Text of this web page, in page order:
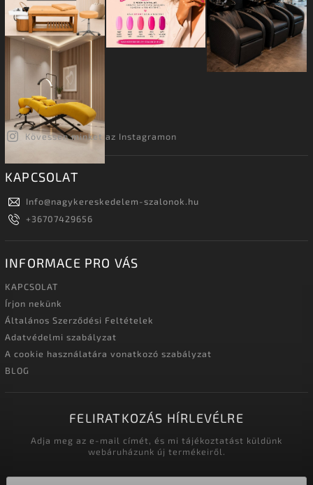
Kövessen minket az Instagramon
KAPCSOLAT
Info@nagykereskedelem-szalonok.hu
+36707429656
INFORMACE PRO VÁS
KAPCSOLAT
Írjon nekünk
Általános Szerződési Feltételek
Adatvédelmi szabályzat
A cookie használatára vonatkozó szabályzat
BLOG
FELIRATKOZÁS HÍRLEVÉLRE
Adja meg az e-mail címét, és mi tájékoztatást küldünk
webáruházunk új termékeiről.